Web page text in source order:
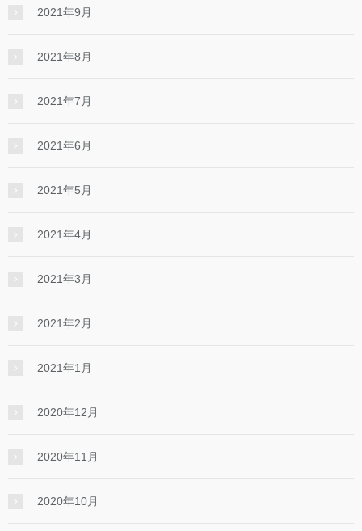
2021年9月
2021年8月
2021年7月
2021年6月
2021年5月
2021年4月
2021年3月
2021年2月
2021年1月
2020年12月
2020年11月
2020年10月